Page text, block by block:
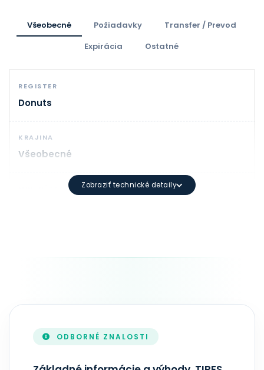
Všeobecné Požiadavky
Transfer / Prevod
Expirácia
Ostatné
REGISTER
Donuts
KRAJINA
Všeobecné
Minimálna dĺžka: 3 znakov Maximálna dĺžka: 63
1 - 10 rok(y)
AKTUALIZÁCIA ZONEFILE
Zobraziť technické detaily
ODBORNÉ ZNALOSTI